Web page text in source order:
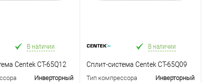
В наличии
Centek CT-65Q12
Инверторный
В наличии
Сплит-система Centek CT-65Q09
Тип компрессора
Инверторный